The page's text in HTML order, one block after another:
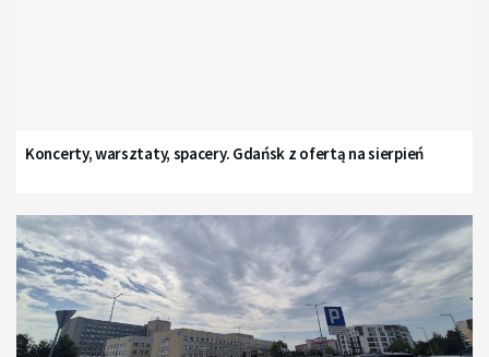
Koncerty, warsztaty, spacery. Gdańsk z ofertą na sierpień